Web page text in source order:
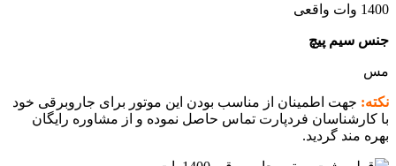
1400 وات واقعی
جنس سیم پیچ
مس
نکته: جهت اطمینان از مناسب بودن این موتور برای جاروبرقی خود
با کارشناسان فردپارت تماس حاصل نموده و از مشاوره رایگان
بهره مند گردید.